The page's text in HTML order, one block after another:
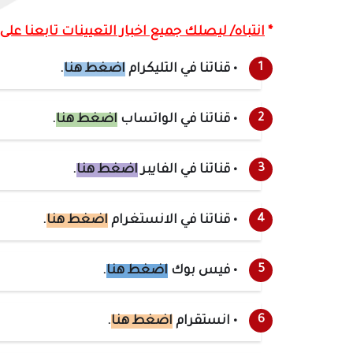
* انتباه/ ليصلك جميع اخبار التعيينات تابعنا على
• قناتنا في التليكرام اضغط هنا.
• قناتنا في الواتساب اضغط هنا.
• قناتنا في الفايبراضغط هنا.
• قناتنا في الانستغرام اضغط هنا.
• فيس بوك اضغط هنا.
• انستقرام اضغط هنا.